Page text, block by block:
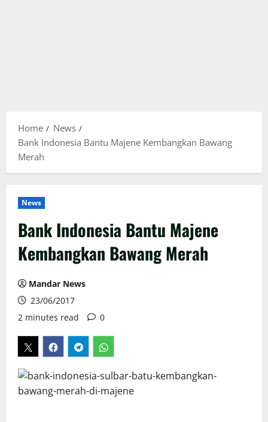
Home
News
Bank Indonesia Bantu Majene Kembangkan Bawang
Merah
News
Bank Indonesia Bantu Majene
Kembangkan Bawang Merah
Mandar News
23/06/2017
2 minutes read
0